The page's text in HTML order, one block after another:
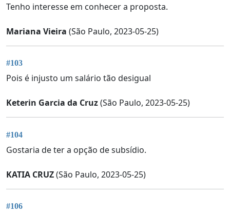
Tenho interesse em conhecer a proposta.
Mariana Vieira (São Paulo, 2023-05-25)
#103
Pois é injusto um salário tão desigual
Keterin Garcia da Cruz(São Paulo, 2023-05-25)
#104
Gostaria de ter a opção de subsídio.
KATIA CRUZ(São Paulo, 2023-05-25)
#106